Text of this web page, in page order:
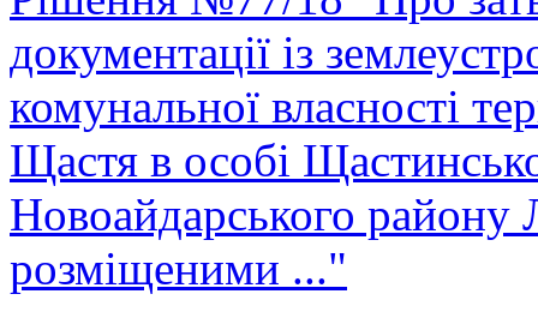
документації із
комунальної власності
Щастя в особі
Новоайдарського району
розміщеними ..."